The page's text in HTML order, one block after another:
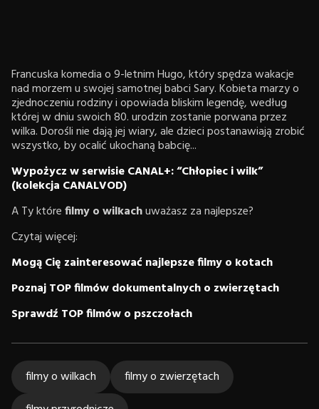
Francuska komedia o 9-letnim Hugo, który spędza wakacje
nad morzem u swojej samotnej babci Sary. Kobieta marzy o
zjednoczeniu rodziny i opowiada bliskim legendę, według
której w dniu swoich 80. urodzin zostanie porwana przez
wilka. Dorośli nie dają jej wiary, ale dzieci postanawiają zrobić
wszystko, by ocalić ukochaną babcię...
Wypożycz w serwisie CANAL+: “Chłopiec i wilk”
(kolekcja CANALVOD)
A Ty którefilmy o wilkachuważasz za najlepsze?
Czytaj więcej:
Mogą Cię zainteresować najlepsze filmy o kotach
Poznaj TOP filmów dokumentalnych o zwierzętach
Sprawdź TOP filmów o pszczołach
filmy o wilkach
filmy o zwierzętach